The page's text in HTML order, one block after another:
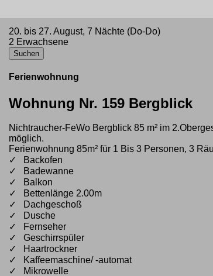
20. bis 27. August, 7 Nächte (Do-Do)
2 Erwachsene
Ferienwohnung
Wohnung Nr. 159 Bergblick
Nichtraucher-FeWo Bergblick 85 m² im
möglich.
Ferienwohnung 85m² für 1 Bis 3 Personen, 3
✓ Backofen
✓ Badewanne
✓ Balkon
✓ Bettenlänge 2.00m
✓ Dachgeschoß
✓ Dusche
✓ Fernseher
✓ Geschirrspüler
✓ Haartrockner
✓ Kaffeemaschine/ -automat
✓ Mikrowelle